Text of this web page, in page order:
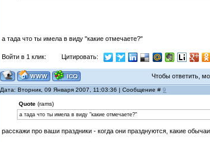
а тада что ты имела в виду "какие отмечаете?"
Войти в 1 клик: Цитировать:
Чтобы ответить,
Дата: Вторник, 09 Января 2007, 11:03:36 | Сообщение #9
Quote (rams)
а тада что ты имела в виду "какие отмечаете?"
расскажи про ваши праздники - когда они празднуются, какие обычаи